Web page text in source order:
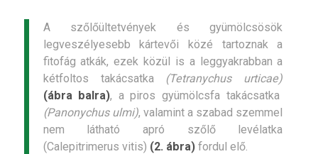
A szőlőültetvények és gyümölcsösök
legveszélyesebb kártevői közé tartoznak a
fitofág atkák, ezek közül is a leggyakrabban a
kétfoltos takácsatka (Tetranychus urticae)
(ábra balra), a piros gyümölcsfa takácsatka
(Panonychus ulmi), valamint a szabad szemmel
nem látható apró szőlő levélatka
(Calepitrimerus vitis) (2. ábra)fordul elő.